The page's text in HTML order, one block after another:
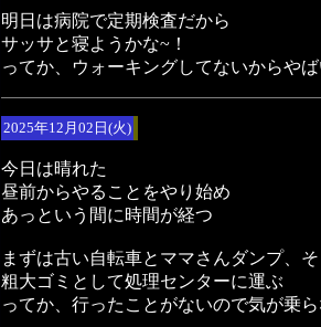
明日は病院で定期検査だから
サッサと寝ようかな~！
ってか、ウォーキングしてないからや
2025年12月02日(火)
今日は晴れた
昼前からやることをやり始め
あっという間に時間が経つ
まずは古い自転車とママさんダンプ、
粗大ゴミとして処理センターに運ぶ
ってか、行ったことがないので気が乗